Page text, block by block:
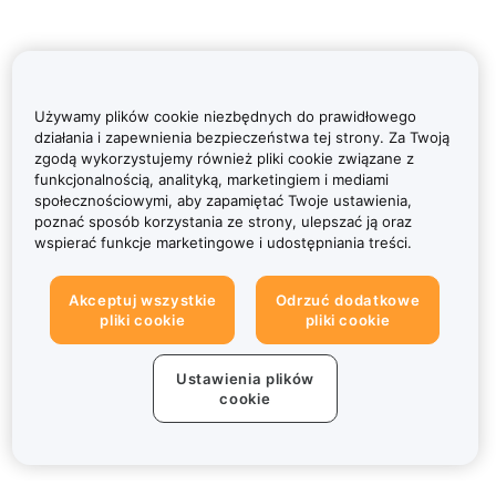
Używamy plików cookie niezbędnych do prawidłowego
działania i zapewnienia bezpieczeństwa tej strony. Za Twoją
zgodą wykorzystujemy również pliki cookie związane z
funkcjonalnością, analityką, marketingiem i mediami
społecznościowymi, aby zapamiętać Twoje ustawienia,
poznać sposób korzystania ze strony, ulepszać ją oraz
wspierać funkcje marketingowe i udostępniania treści.
Akceptuj wszystkie
pliki cookie
Odrzuć dodatkowe
pliki cookie
Ustawienia plików
cookie